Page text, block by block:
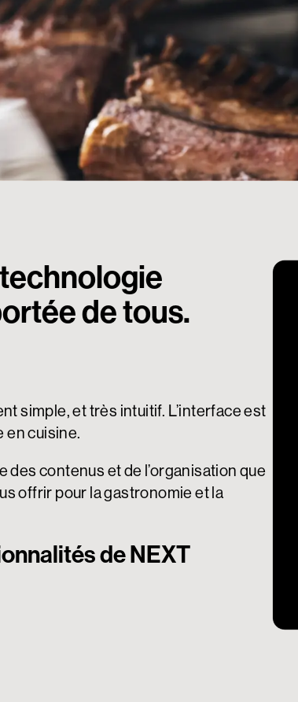
de tous.
simple, et très intuitif. L’interface est
en cuisine.
des contenus et de l’organisation que
offrir pour la gastronomie et la
deNEXT